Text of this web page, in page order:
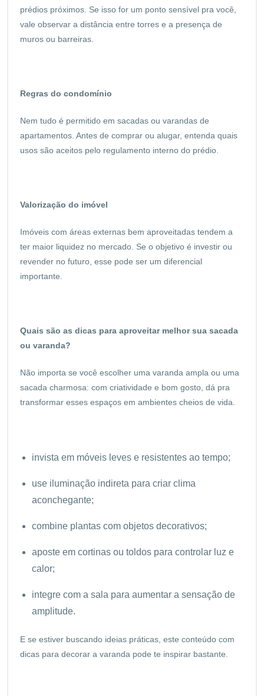
prédios próximos. Se isso for um ponto sensível pra você,
vale observar a distância entre torres e a presença de
muros ou barreiras.
Regras do condomínio
Nem tudo é permitido em sacadas ou varandas de
apartamentos. Antes de comprar ou alugar, entenda quais
usos são aceitos pelo regulamento interno do prédio.
Valorização do imóvel
Imóveis com áreas externas bem aproveitadas tendem a
ter maior liquidez no mercado. Se o objetivo é investir ou
revender no futuro, esse pode ser um diferencial
importante.
Quais são as dicas para aproveitar melhor sua sacada
ou varanda?
Não importa se você escolher uma varanda ampla ou uma
sacada charmosa: com criatividade e bom gosto, dá pra
transformar esses espaços em ambientes cheios de vida.
invista em móveis leves e resistentes ao tempo;
use iluminação indireta para criar clima
aconchegante;
combine plantas com objetos decorativos;
aposte em cortinas ou toldos para controlar luz e
calor;
integre com a sala para aumentar a sensação de
amplitude.
E se estiver buscando ideias práticas, este conteúdo com
dicas para decorar a varanda pode te inspirar bastante.